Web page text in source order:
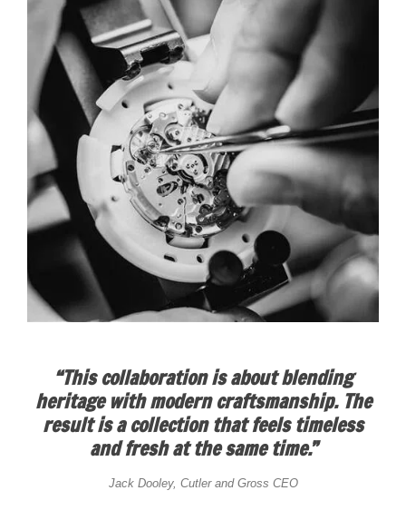
“This collaboration is about blending
heritage with modern craftsmanship. The
result is a collection that feels timeless
and fresh at the same time.”
Jack Dooley, Cutler and Gross CEO